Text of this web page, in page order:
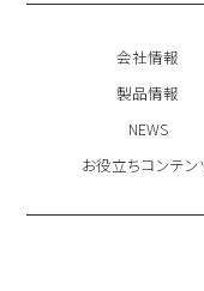
会社情報
製品情報
NEWS
お役立ちコンテン